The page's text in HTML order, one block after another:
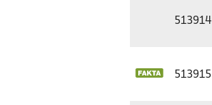
513914
513915